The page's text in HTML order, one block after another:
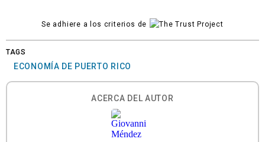
Se adhiere a los criterios de
TAGS
ECONOMÍA DE PUERTO RICO
ACERCA DEL AUTOR